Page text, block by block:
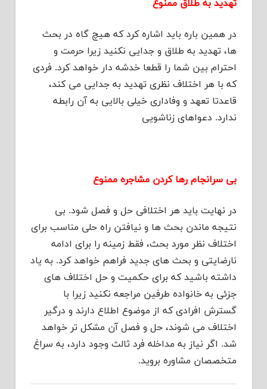
تهدید به طلاق ممنوع
در همین باره باید اشاره کرد که هیچ گاه در بحث
ها، تهدید به طلاق و جدایی نکنید زیرا حرمت و
احترام بین شما را قطعا خدشه دار خواهد کرد. فردی
که با هر اختلاف نظری تهدید به جدایی می کند،
قاعدتا تعهد و وفاداری خیلی بالایی به آن رابطه
ندارد. دعواهای زناشویی
بی سرانجام رها کردن مشاجره ممنوع
در نهایت باید هر اختلافی حل و فصل شود. بی
نتیجه ماندن بحث ها و نیافتن راه حلی مناسب برای
اختلاف نظر مورد بحث، فقط زمینه را برای ادامه
نارضایتی و بحث های جدید فراهم خواهد کرد. به یاد
داشته باشید که برای حکمیت و حل اختلاف های
جزئی به خانواده طرفین مراجعه نکنید زیرا با
گسترش افرادی که از موضوع اطلاع دارند و درگیر
اختلاف می شوند، حل و فصل آن مشکل تر خواهد
شد. اگر نیاز به مداخله فرد ثالث وجود دارد، به سراغ
متخصصان مشاوره بروید.